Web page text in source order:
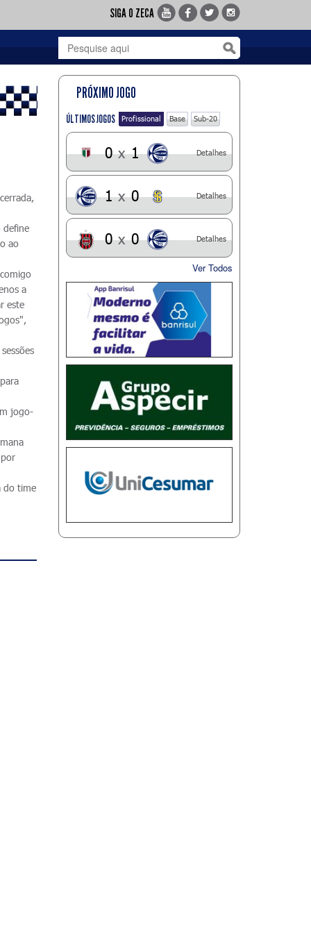
SIGA O ZECA
define
ao
a
este
jogo-
do time
PRÓXIMO JOGO
ÚLTIMOS JOGOS Profissional Base Sub-20
0 x 1 Detalhes
1 x 0 Detalhes
0 x 0 Detalhes
Ver Todos